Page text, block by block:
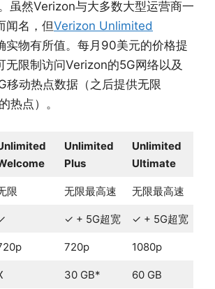
虽然Verizon与大多数大型运营商一
闻名，但Verizon Unlimited
实物有所值。每月90美元的价格提
无限制访问Verizon的5G网络以及
移动热点数据（之后提供无限
热点）。
Unlimited
Plus
Unlimited
Ultimate
限 无限最高速 无限最高速
✓ + 5G超宽 ✓ + 5G超宽
720p 1080p
30 GB* 60 GB